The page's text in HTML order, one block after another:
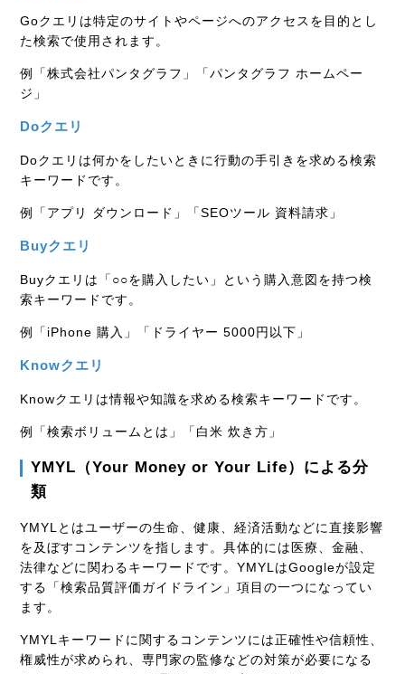
Goクエリは特定のサイトやページへのアクセスを目的とし
た検索で使用されます。
例「株式会社パンタグラフ」「パンタグラフ ホームペー
ジ」
Doクエリ
Doクエリは何かをしたいときに行動の手引きを求める検索
キーワードです。
例「アプリ ダウンロード」「SEOツール 資料請求」
Buyクエリ
Buyクエリは「○○を購入したい」という購入意図を持つ検
索キーワードです。
例「iPhone 購入」「ドライヤー 5000円以下」
Knowクエリ
Knowクエリは情報や知識を求める検索キーワードです。
例「検索ボリュームとは」「白米 炊き方」
YMYL（Your Money or Your Life）による分
類
YMYLとはユーザーの生命、健康、経済活動などに直接影響
を及ぼすコンテンツを指します。具体的には医療、金融、
法律などに関わるキーワードです。YMYLはGoogleが設定
する「検索品質評価ガイドライン」項目の一つになってい
ます。
YMYLキーワードに関するコンテンツには正確性や信頼性、
権威性が求められ、専門家の監修などの対策が必要になる